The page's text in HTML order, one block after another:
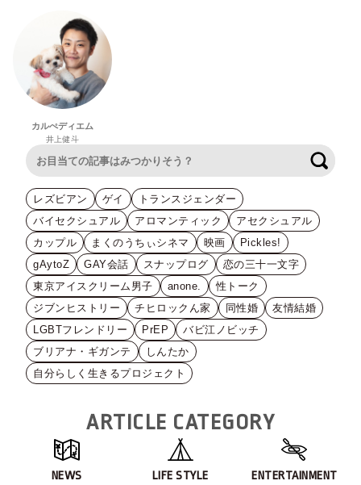
カルぺディエム
井上健斗
レズビアン ゲイ
トランスジェンダー
バイセクシュアル
アロマンティック
アセクシュアル
カップル
まくのうちぃシネマ 映画
Pickles!
gAytoZ
GAY会話 スナップログ
恋の三十一文字
東京アイスクリーム男子
anone.
性トーク
ジブンヒストリー
チヒロックん家 同性婚
友情結婚
LGBTフレンドリー
PrEP
バビ江ノビッチ
ブリアナ・ギガンテ
しんたか
自分らしく生きるプロジェクト
ARTICLE CATEGORY
NEWS LIFE STYLE ENTERTAINMENT